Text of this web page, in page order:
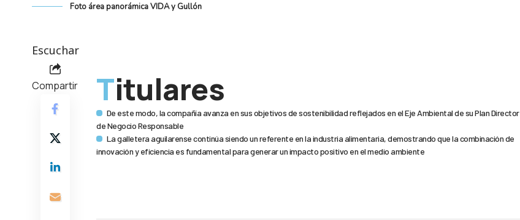
Foto área panorámica VIDA y Gullón
Escuchar
Compartir Titulares
De este modo, la compañía avanza en sus objetivos de sostenibilidad reflejados en el Eje Ambiental de su Plan Director
de Negocio Responsable
La galletera aguilarense continúa siendo un referente en la industria alimentaria, demostrando que la combinación de
innovación y eficiencia es fundamental para generar un impacto positivo en el medio ambiente